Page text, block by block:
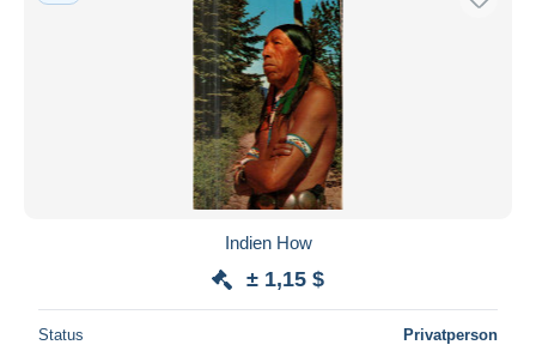
Indien How
± 1,15 $
Status Privatperson